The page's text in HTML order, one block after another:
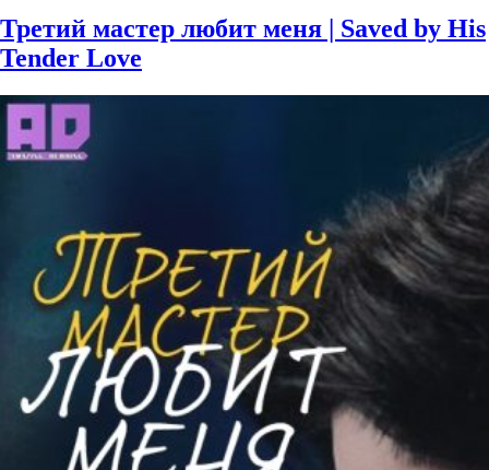
Третий мастер любит меня | Saved by His
Tender Love